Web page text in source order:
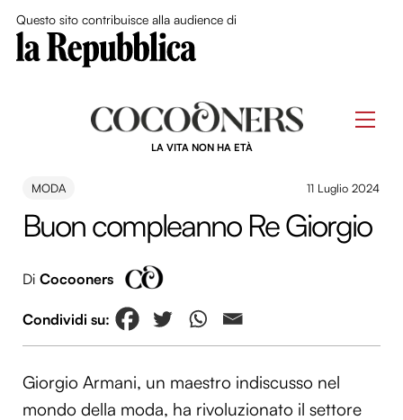
Questo sito contribuisce alla audience di
LA VITA NON HA ETÀ
MODA 11 Luglio 2024
Buon compleanno Re Giorgio
Di Cocooners
Giorgio Armani, un maestro indiscusso nel
mondo della moda, ha rivoluzionato il settore